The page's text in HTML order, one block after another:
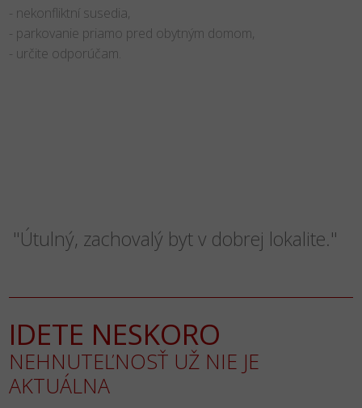
- nekonfliktní susedia,
- parkovanie priamo pred obytným domom,
- určite odporúčam.
"Útulný, zachovalý byt v dobrej lokalite."
IDETE NESKORO
NEHNUTEĽNOSŤ UŽ NIE JE
AKTUÁLNA